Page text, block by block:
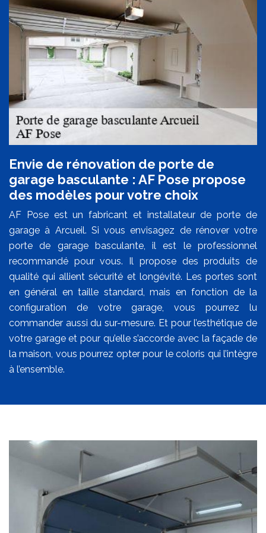
Envie de rénovation de porte de
garage basculante : AF Pose propose
des modèles pour votre choix
AF Pose est un fabricant et installateur de porte de
garage à Arcueil. Si vous envisagez de rénover votre
porte de garage basculante, il est le professionnel
recommandé pour vous. Il propose des produits de
qualité qui allient sécurité et longévité. Les portes sont
en général en taille standard, mais en fonction de la
configuration de votre garage, vous pourrez lu
commander aussi du sur-mesure. Et pour l’esthétique de
votre garage et pour qu’elle s’accorde avec la façade de
la maison, vous pourrez opter pour le coloris qui l’intègre
à l’ensemble.